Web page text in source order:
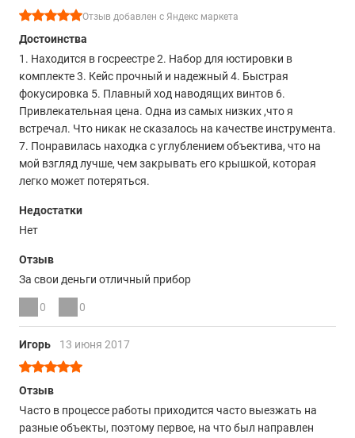
Отзыв добавлен с Яндекс маркета
Достоинства
1. Находится в госреестре 2. Набор для юстировки в
комплекте 3. Кейс прочный и надежный 4. Быстрая
фокусировка 5. Плавный ход наводящих винтов 6.
Привлекательная цена. Одна из самых низких ,что я
встречал. Что никак не сказалось на качестве инструмента.
7. Понравилась находка с углублением объектива, что на
мой взгляд лучше, чем закрывать его крышкой, которая
легко может потеряться.
Недостатки
Нет
Отзыв
За свои деньги отличный прибор
0 0
Игорь 13 июня 2017
Отзыв
Часто в процессе работы приходится часто выезжать на
разные объекты, поэтому первое, на что был направлен